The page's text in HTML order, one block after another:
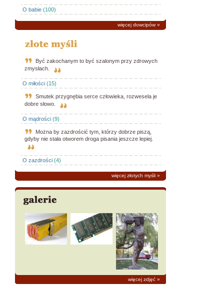
O babie (100)
więcej dowcipów»
Być zakochanym to być szalonym przy zdrowych
zmysłach.
O miłości (15)
Smutek przygnębia serce człowieka, rozwesela je
dobre słowo.
O mądrości (9)
Można by zazdrościć tym, którzy dobrze piszą,
gdyby nie stała otworem droga pisania jeszcze lepiej.
O zazdrości (4)
więcej złotych myśli »
więcej zdjęć »